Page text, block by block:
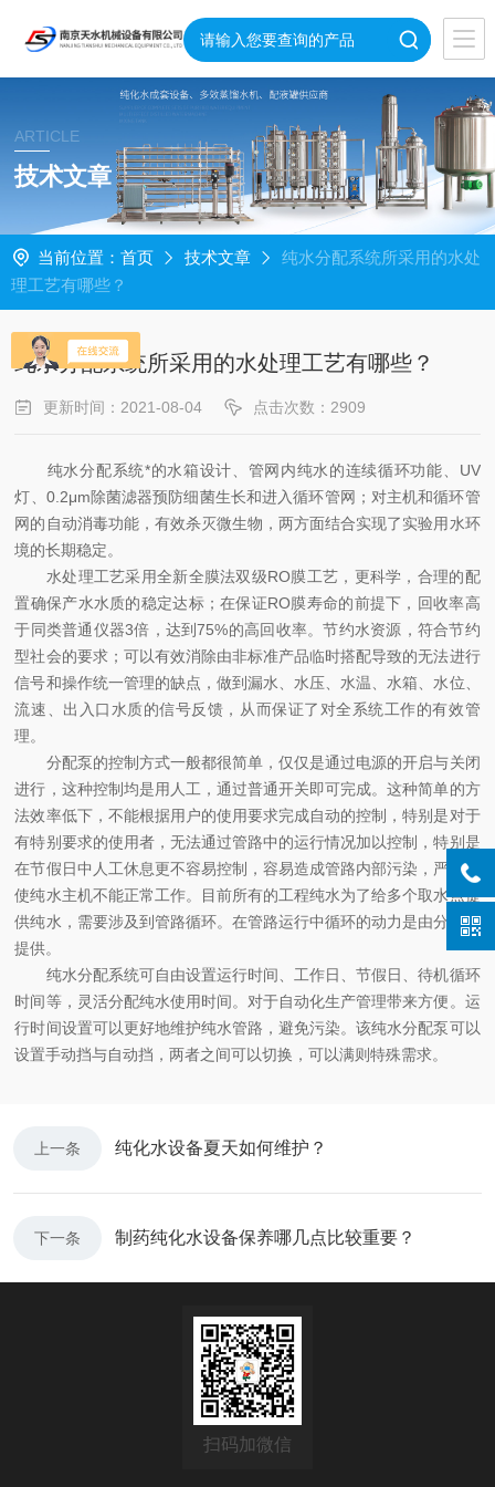
ARTICLE
技术文章
当前位置： 首页 技术文章
纯水分配系统所采用的水处
理工艺有哪些？
纯水分配系统所采用的水处理工艺有哪些？
更新时间：2021-08-04 点击次数：2909
纯水分配系统*的水箱设计、管网内纯水的连续循环功能、UV
灯、0.2μm除菌滤器预防细菌生长和进入循环管网；对主机和循环管
网的自动消毒功能，有效杀灭微生物，两方面结合实现了实验用水环
境的长期稳定。
水处理工艺采用全新全膜法双级RO膜工艺，更科学，合理的配
置确保产水水质的稳定达标；在保证RO膜寿命的前提下，回收率高
于同类普通仪器3倍，达到75%的高回收率。节约水资源，符合节约
型社会的要求；可以有效消除由非标准产品临时搭配导致的无法进行
信号和操作统一管理的缺点，做到漏水、水压、水温、水箱、水位、
流速、出入口水质的信号反馈，从而保证了对全系统工作的有效管
理。
分配泵的控制方式一般都很简单，仅仅是通过电源的开启与关闭
进行，这种控制均是用人工，通过普通开关即可完成。这种简单的方
法效率低下，不能根据用户的使用要求完成自动的控制，特别是对于
有特别要求的使用者，无法通过管路中的运行情况加以控制，特别是
在节假日中人工休息更不容易控制，容易造成管路内部污染，严重时
使纯水主机不能正常工作。目前所有的工程纯水为了给多个取水点提
供纯水，需要涉及到管路循环。在管路运行中循环的动力是由分配泵
提供。
纯水分配系统可自由设置运行时间、工作日、节假日、待机循环
时间等，灵活分配纯水使用时间。对于自动化生产管理带来方便。运
行时间设置可以更好地维护纯水管路，避免污染。该纯水分配泵可以
设置手动挡与自动挡，两者之间可以切换，可以满则特殊需求。
上一条 纯化水设备夏天如何维护？
下一条 制药纯化水设备保养哪几点比较重要？
扫码加微信